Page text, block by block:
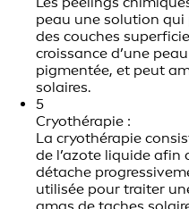
peau une solution
des couches
croissance d’une
pigmentée, et peut
solaires.
5
Cryothérapie :
La cryothérapie
de l’azote liquide afin
détache
utilisée pour traiter